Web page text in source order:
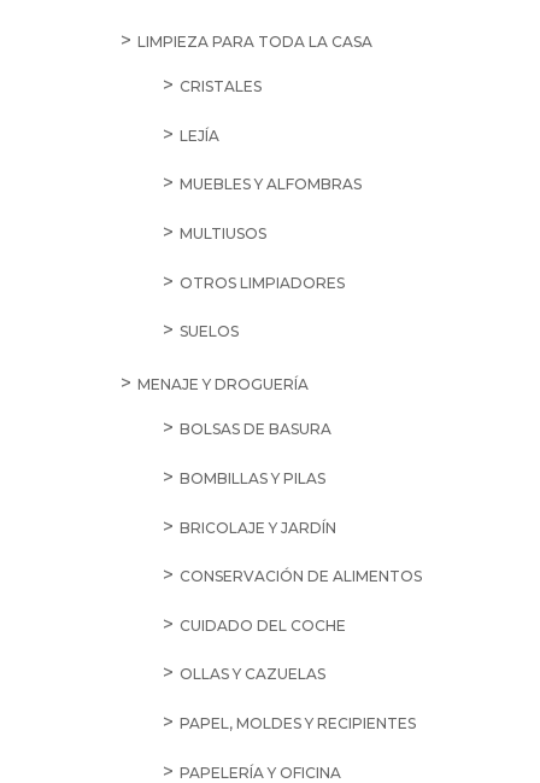
LIMPIEZA PARA TODA LA CASA
CRISTALES
LEJÍA
MUEBLES Y ALFOMBRAS
MULTIUSOS
OTROS LIMPIADORES
SUELOS
MENAJE Y DROGUERÍA
BOLSAS DE BASURA
BOMBILLAS Y PILAS
BRICOLAJE Y JARDÍN
CONSERVACIÓN DE ALIMENTOS
CUIDADO DEL COCHE
OLLAS Y CAZUELAS
PAPEL, MOLDES Y RECIPIENTES
PAPELERÍA Y OFICINA